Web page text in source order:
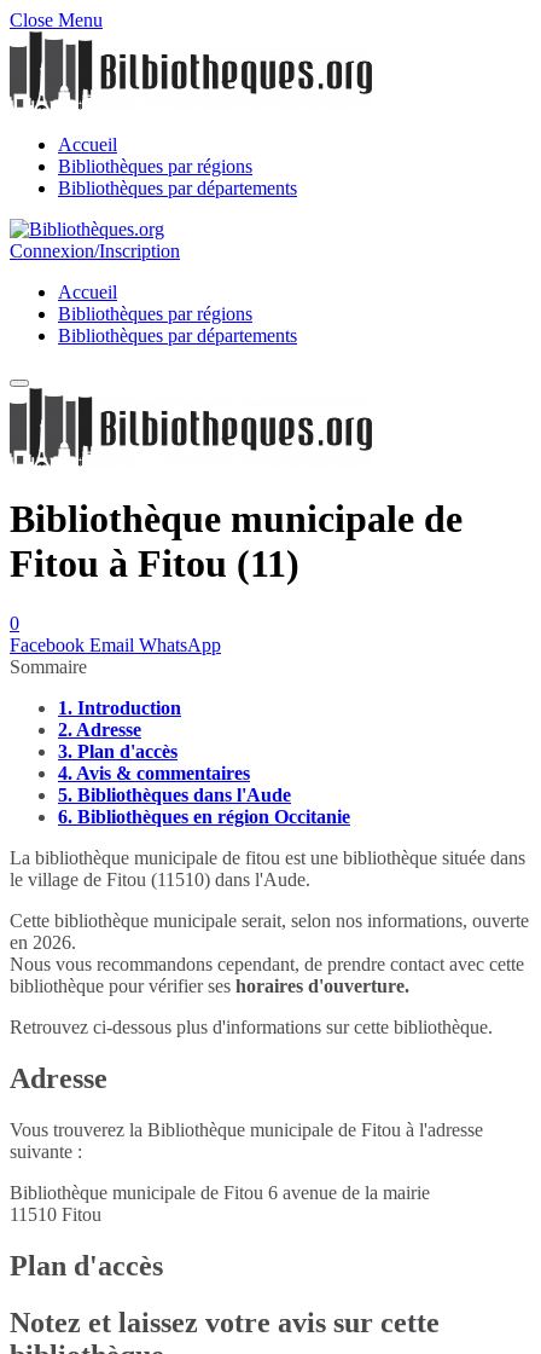
Close Menu
Accueil
Bibliothèques par régions
Bibliothèques par départements
Connexion/Inscription
Accueil
Bibliothèques par régions
Bibliothèques par départements
Bibliothèque municipale de
Fitou à Fitou (11)
0
Facebook Email WhatsApp
Sommaire
1. Introduction
2. Adresse
3. Plan d'accès
4. Avis & commentaires
5. Bibliothèques dans l'Aude
6. Bibliothèques en région Occitanie
La bibliothèque municipale de fitou est une bibliothèque située dans
le village de Fitou (11510) dans l'Aude.
Cette bibliothèque municipale serait, selon nos informations, ouverte
en 2026.
Nous vous recommandons cependant, de prendre contact avec cette
bibliothèque pour vérifier ses horaires d'ouverture.
Retrouvez ci-dessous plus d'informations sur cette bibliothèque.
Adresse
Vous trouverez la Bibliothèque municipale de Fitou à l'adresse
suivante :
Bibliothèque municipale de Fitou 6 avenue de la mairie
11510 Fitou
Plan d'accès
Notez et laissez votre avis sur cette